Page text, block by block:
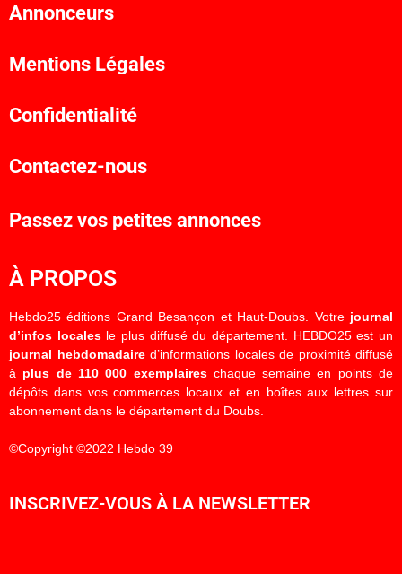
Annonceurs
Mentions Légales
Confidentialité
Contactez-nous
Passez vos petites annonces
À PROPOS
Hebdo25 éditions Grand Besançon et Haut-Doubs. Votre journal
d’infos localesle plus diffusé du département. HEBDO25 est un
journal hebdomadaired’informations locales de proximité diffusé
à plus de 110 000 exemplaireschaque semaine en points de
dépôts dans vos commerces locaux et en boîtes aux lettres sur
abonnement dans le département du Doubs.
©Copyright ©2022 Hebdo 39
INSCRIVEZ-VOUS À LA NEWSLETTER